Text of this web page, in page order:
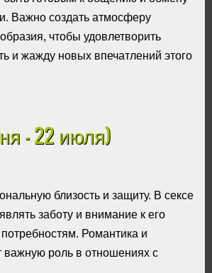
Важно создать атмосферу
чтобы удовлетворить
и жажду новых впечатлений этого
- 22 июля)
близость и защиту. В сексе
заботу и внимание к его
Романтика и
важную роль в отношениях с